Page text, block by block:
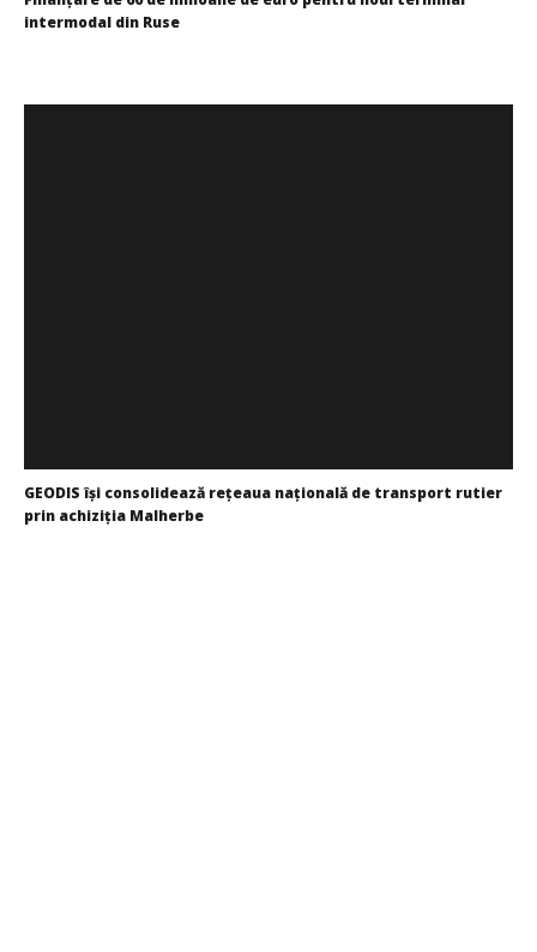
investește în noi proiecte logistice din România
intermodal din Ruse
GEODIS își consolidează rețeaua națională de transport rutier
prin achiziția Malherbe